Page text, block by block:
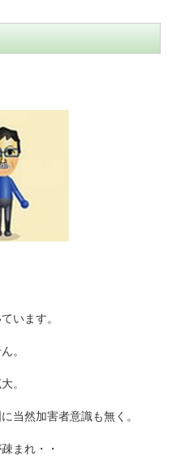
います。
。
。
当然加害者意識も無く。
まれ・・